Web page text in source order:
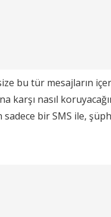
bu tür mesajların
karşı nasıl
sadece bir SMS ile,